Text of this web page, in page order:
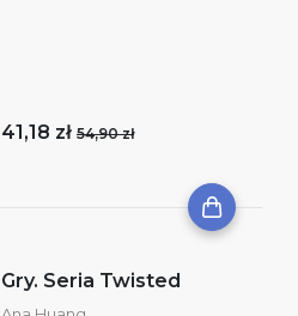
41,18 zł 54,90 zł
Gry. Seria Twisted